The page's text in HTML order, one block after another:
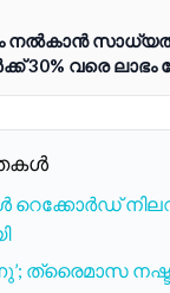
നൽകാൻ
30% വരെ ലാഭം
ത്രൈമാസ